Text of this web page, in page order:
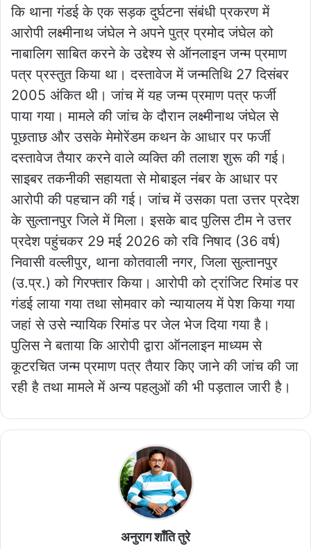
कि थाना गंडई के एक सड़क दुर्घटना संबंधी प्रकरण में
आरोपी लक्ष्मीनाथ जंघेल ने अपने पुत्र प्रमोद जंघेल को
नाबालिग साबित करने के उद्देश्य से ऑनलाइन जन्म प्रमाण
पत्र प्रस्तुत किया था। दस्तावेज में जन्मतिथि 27 दिसंबर
2005 अंकित थी। जांच में यह जन्म प्रमाण पत्र फर्जी
पाया गया। मामले की जांच के दौरान लक्ष्मीनाथ जंघेल से
पूछताछ और उसके मेमोरेंडम कथन के आधार पर फर्जी
दस्तावेज तैयार करने वाले व्यक्ति की तलाश शुरू की गई।
साइबर तकनीकी सहायता से मोबाइल नंबर के आधार पर
आरोपी की पहचान की गई। जांच में उसका पता उत्तर प्रदेश
के सुल्तानपुर जिले में मिला। इसके बाद पुलिस टीम ने उत्तर
प्रदेश पहुंचकर 29 मई 2026 को रवि निषाद (36 वर्ष)
निवासी वल्लीपुर, थाना कोतवाली नगर, जिला सुल्तानपुर
(उ.प्र.) को गिरफ्तार किया। आरोपी को ट्रांजिट रिमांड पर
गंडई लाया गया तथा सोमवार को न्यायालय में पेश किया गया
जहां से उसे न्यायिक रिमांड पर जेल भेज दिया गया है।
पुलिस ने बताया कि आरोपी द्वारा ऑनलाइन माध्यम से
कूटरचित जन्म प्रमाण पत्र तैयार किए जाने की जांच की जा
रही है तथा मामले में अन्य पहलुओं की भी पड़ताल जारी है।
अनुराग शाँति तुरे